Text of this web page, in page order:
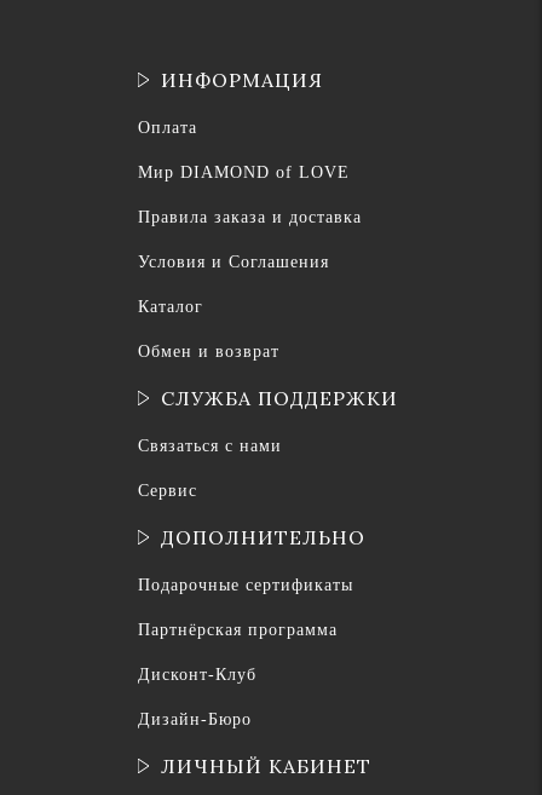
ИНФОРМАЦИЯ
Оплата
Мир DIAMOND of LOVE
Правила заказа и доставка
Условия и Соглашения
Каталог
Обмен и возврат
СЛУЖБА ПОДДЕРЖКИ
Связаться с нами
Сервис
ДОПОЛНИТЕЛЬНО
Подарочные сертификаты
Партнёрская программа
Дисконт-Клуб
Дизайн-Бюро
ЛИЧНЫЙ КАБИНЕТ